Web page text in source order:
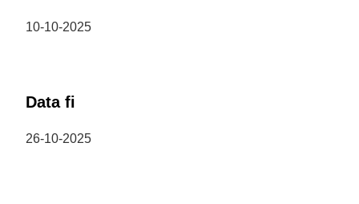
10-10-2025
Data fi
26-10-2025